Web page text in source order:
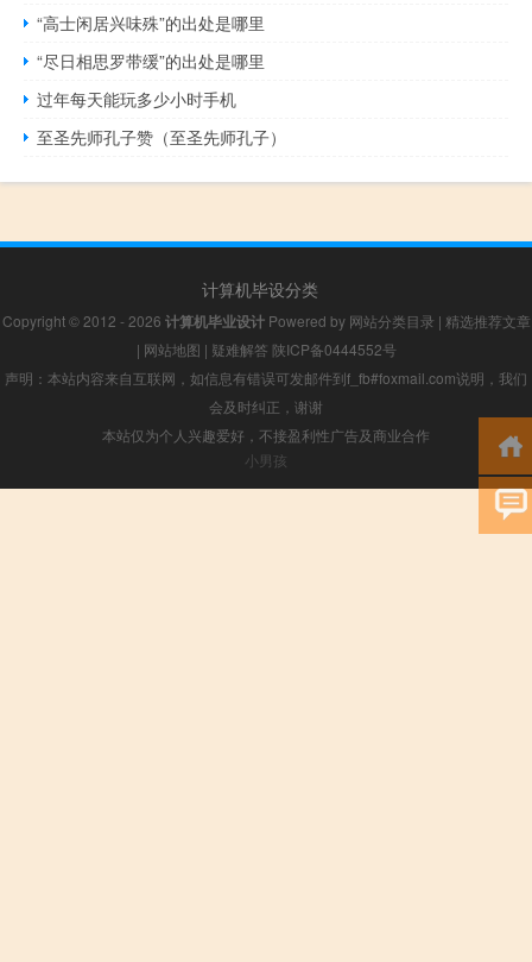
“高士闲居兴味殊”的出处是哪里
“尽日相思罗带缓”的出处是哪里
过年每天能玩多少小时手机
至圣先师孔子赞（至圣先师孔子）
计算机毕设分类
Copyright © 2012 - 2026 计算机毕业设计Powered by 网站分类目录 | 精选推荐文章
| 网站地图 | 疑难解答 陕ICP备0444552号
声明：本站内容来自互联网，如信息有错误可发邮件到f_fb#foxmail.com说明，我们
会及时纠正，谢谢
本站仅为个人兴趣爱好，不接盈利性广告及商业合作
小男孩